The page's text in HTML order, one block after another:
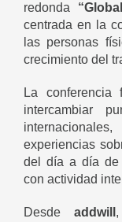
redonda
centrada en la
las personas
crecimiento del
La conferencia
intercambiar
experiencias
del día a día de
con actividad
Desde addwill